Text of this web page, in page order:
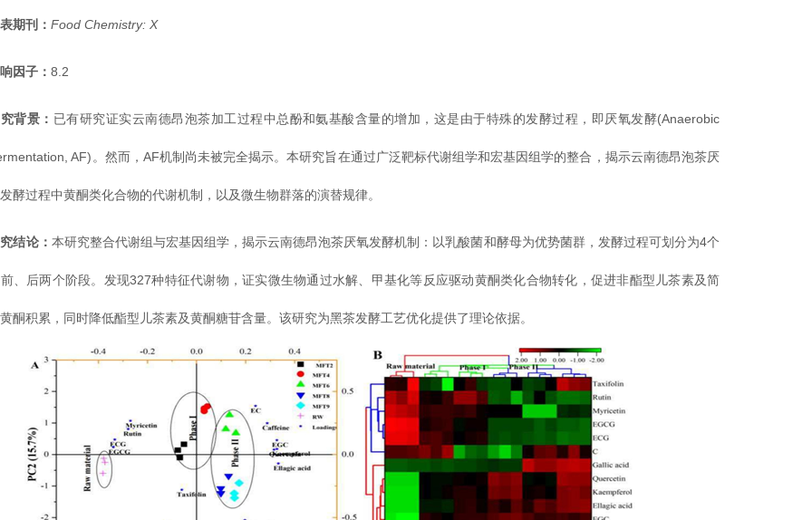
期刊：Food Chemistry: X
因子：8.2
背景： 已有研究证实云南德昂泡茶加工过程中总酚和氨基酸含量的增加，这是由于特殊的发酵过程，即厌氧发酵(Anaerobic
AF)。然而，AF机制尚未被完全揭示。本研究旨在通过广泛靶标代谢组学和宏基因组学的整合，揭示云南德昂泡茶厌
酵过程中黄酮类化合物的代谢机制，以及微生物群落的演替规律。
结论： 本研究整合代谢组与宏基因组学，揭示云南德昂泡茶厌氧发酵机制：以乳酸菌和酵母为优势菌群，发酵过程可划分为4个
、后两个阶段。发现327种特征代谢物，证实微生物通过水解、甲基化等反应驱动黄酮类化合物转化，促进非酯型儿茶素及简
酮积累，同时降低酯型儿茶素及黄酮糖苷含量。该研究为黑茶发酵工艺优化提供了理论依据。